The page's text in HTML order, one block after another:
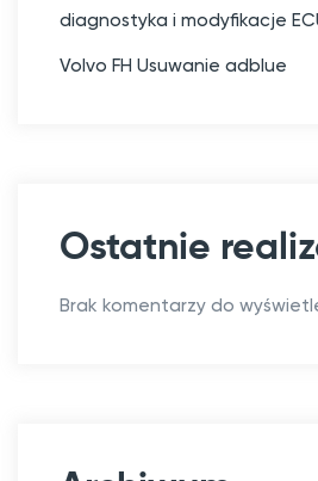
diagnostyka i modyfikacje
Volvo FH Usuwanie adblue
Ostatnie
Brak komentarzy do